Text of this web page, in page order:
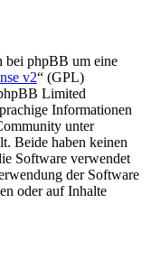
bei phpBB um eine
v2“ (GPL)
Limited
Informationen
unter
Beide haben keinen
Software verwendet
der Software
oder auf Inhalte